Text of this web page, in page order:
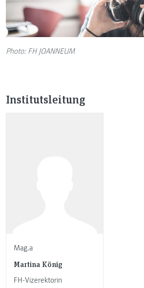
Photo: FH JOANNEUM
Institutsleitung
Mag.a
Martina König
FH-Vizerektorin